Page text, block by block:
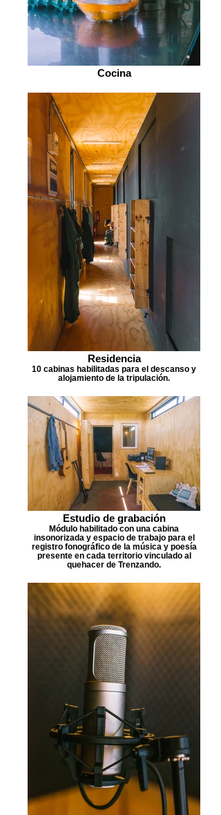
Cocina
Residencia
10 cabinas habilitadas para el descanso y
alojamiento de la tripulación.
Estudio de grabación
Módulo habilitado con una cabina
insonorizada y espacio de trabajo para el
registro fonográfico de la música y poesía
presente en cada territorio vinculado al
quehacer de Trenzando.